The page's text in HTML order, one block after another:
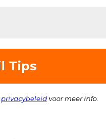
privacybeleidvoor meer info.